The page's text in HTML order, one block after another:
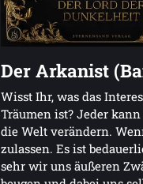
Der Arkanist
Wisst Ihr, was das
Träumen ist? Jeder
die Welt verändern.
zulassen. Es ist
sehr wir uns äußeren